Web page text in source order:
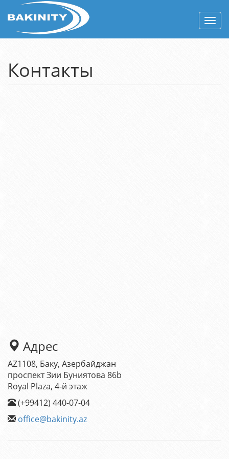
Контакты
Адрес
AZ1108, Баку, Азербайджан
проспект Зии Буниятова 86b
Royal Plaza, 4-й этаж
(+99412) 440-07-04
office@bakinity.az